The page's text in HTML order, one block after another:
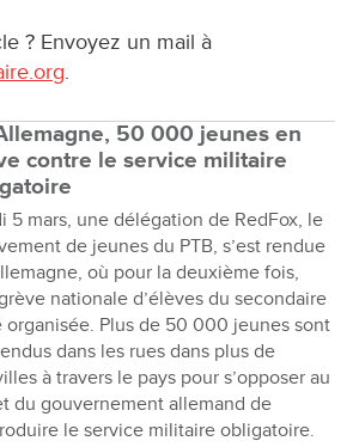
? Envoyez un mail à
.
50 000 jeunes en
contre le service militaire
5 mars, une délégation de RedFox, le
de jeunes du PTB, s’est rendue
où pour la deuxième fois,
nationale d’élèves du secondaire
organisée. Plus de 50 000 jeunes sont
dans les rues dans plus de
à travers le pays pour s’opposer au
du gouvernement allemand de
le service militaire obligatoire.